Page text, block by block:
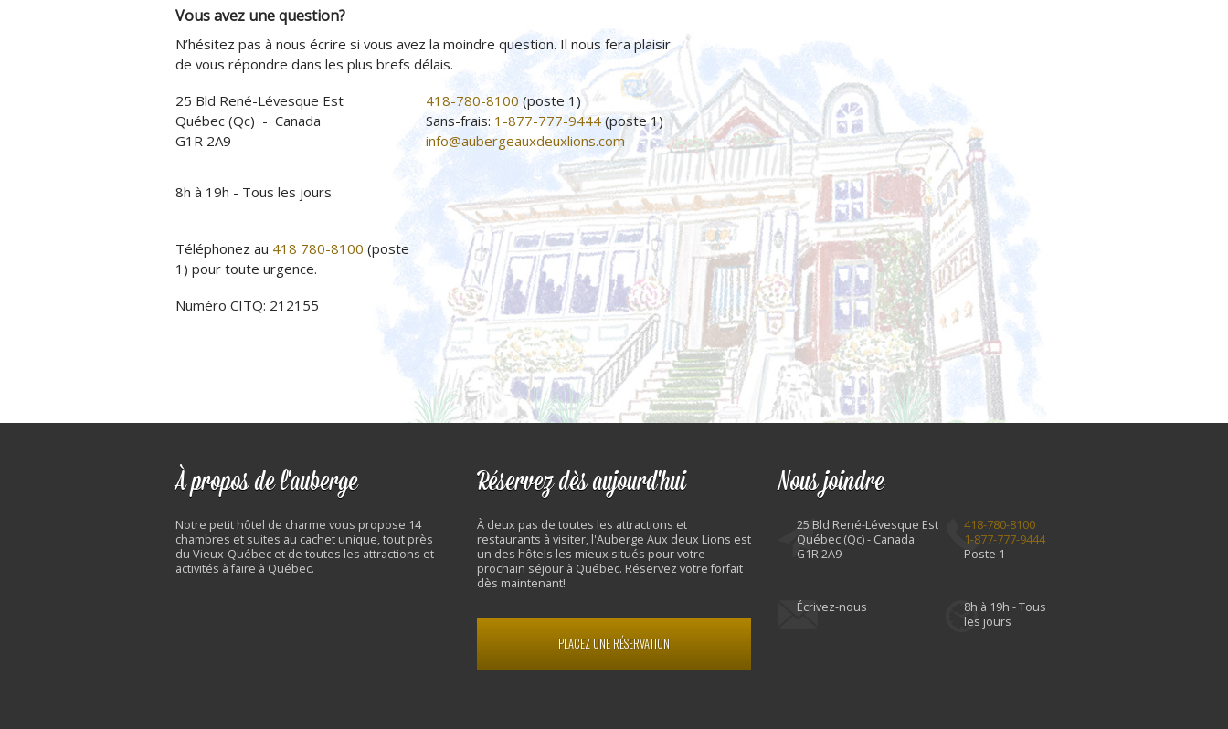
Vous avez une question?
N’hésitez pas à nous écrire si vous avez la moindre question. Il nous fera plaisir
de vous répondre dans les plus brefs délais.
25 Bld René-Lévesque Est
Québec (Qc) - Canada
G1R 2A9
418-780-8100 (poste 1)
Sans-frais: 1-877-777-9444 (poste 1)
info@aubergeauxdeuxlions.com
8h à 19h - Tous les jours
Téléphonez au 418 780-8100 (poste
1) pour toute urgence.
Numéro CITQ: 212155
À propos de l'auberge
Notre petit hôtel de charme vous propose 14
chambres et suites au cachet unique, tout près
du Vieux-Québec et de toutes les attractions et
activités à faire à Québec.
Réservez dès aujourd'hui
À deux pas de toutes les attractions et
restaurants à visiter, l'Auberge Aux deux Lions est
un des hôtels les mieux situés pour votre
prochain séjour à Québec. Réservez votre forfait
dès maintenant!
PLACEZ UNE RÉSERVATION
Nous joindre
25 Bld René-Lévesque Est
Québec (Qc) - Canada
G1R 2A9
418-780-8100
1-877-777-9444
Poste 1
Écrivez-nous
8h à 19h - Tous
les jours